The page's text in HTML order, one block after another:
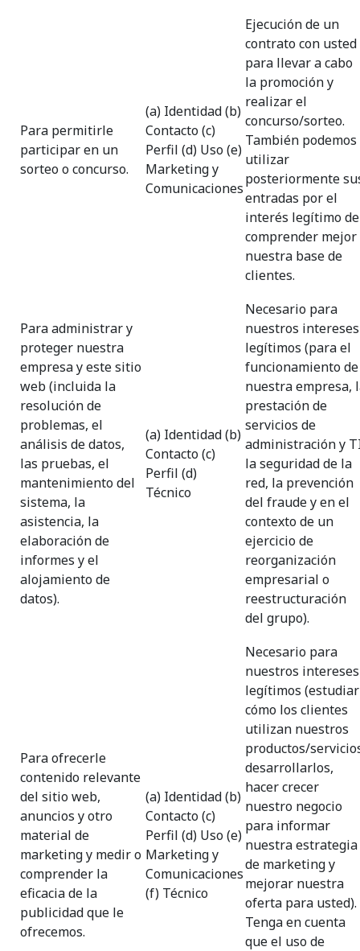
Para permitirle
participar en un
sorteo o concurso.
(a) Identidad (b)
Contacto (c)
Perfil (d) Uso (e)
Marketing y
Comunicaciones
Ejecución de un
contrato con usted
para llevar a cabo
la promoción y
realizar el
concurso/sorteo.
También podemos
utilizar
posteriormente
entradas por el
interés legítimo de
comprender mejor
nuestra base de
clientes.
Para administrar y
proteger nuestra
empresa y este sitio
web (incluida la
resolución de
problemas, el
análisis de datos,
las pruebas, el
mantenimiento del
sistema, la
asistencia, la
elaboración de
informes y el
alojamiento de
datos).
(a) Identidad (b)
Contacto (c)
Perfil (d)
Técnico
Necesario para
nuestros intereses
legítimos (para el
funcionamiento de
nuestra empresa,
prestación de
servicios de
administración y
la seguridad de la
red, la prevención
del fraude y en el
contexto de un
ejercicio de
reorganización
empresarial o
reestructuración
del grupo).
Para ofrecerle
contenido relevante
del sitio web,
anuncios y otro
material de
marketing y medir o
comprender la
eficacia de la
publicidad que le
ofrecemos.
(a) Identidad (b)
Contacto (c)
Perfil (d) Uso (e)
Marketing y
Comunicaciones
(f) Técnico
Necesario para
nuestros intereses
legítimos (estudiar
cómo los clientes
utilizan nuestros
productos/
desarrollarlos,
hacer crecer
nuestro negocio
para informar
nuestra estrategia
de marketing y
mejorar nuestra
oferta para usted).
Tenga en cuenta
que el uso de